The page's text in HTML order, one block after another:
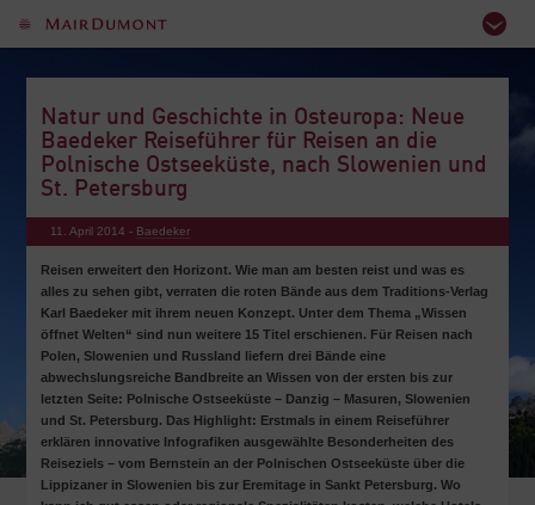
Natur und Geschichte in Osteuropa: Neue
Baedeker Reiseführer für Reisen an die
Polnische Ostseeküste, nach Slowenien und
St. Petersburg
11. April 2014 - Baedeker
Reisen erweitert den Horizont. Wie man am besten reist und was es
alles zu sehen gibt, verraten die roten Bände aus dem Traditions-Verlag
Karl Baedeker mit ihrem neuen Konzept. Unter dem Thema „Wissen
öffnet Welten“ sind nun weitere 15 Titel erschienen. Für Reisen nach
Polen, Slowenien und Russland liefern drei Bände eine
abwechslungsreiche Bandbreite an Wissen von der ersten bis zur
letzten Seite: Polnische Ostseeküste – Danzig – Masuren, Slowenien
und St. Petersburg. Das Highlight: Erstmals in einem Reiseführer
erklären innovative Infografiken ausgewählte Besonderheiten des
Reiseziels – vom Bernstein an der Polnischen Ostseeküste über die
Lippizaner in Slowenien bis zur Eremitage in Sankt Petersburg. Wo